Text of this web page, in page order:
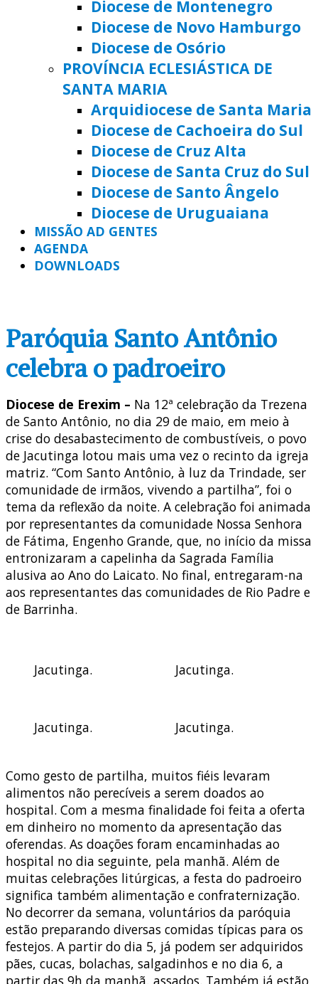
Diocese de Montenegro
Diocese de Novo Hamburgo
Diocese de Osório
PROVÍNCIA ECLESIÁSTICA DE
SANTA MARIA
Arquidiocese de Santa Maria
Diocese de Cachoeira do Sul
Diocese de Cruz Alta
Diocese de Santa Cruz do Sul
Diocese de Santo Ângelo
Diocese de Uruguaiana
MISSÃO AD GENTES
AGENDA
DOWNLOADS
Paróquia Santo Antônio
celebra o padroeiro
Diocese de Erexim – Na 12ª celebração da Trezena
de Santo Antônio, no dia 29 de maio, em meio à
crise do desabastecimento de combustíveis, o povo
de Jacutinga lotou mais uma vez o recinto da igreja
matriz. “Com Santo Antônio, à luz da Trindade, ser
comunidade de irmãos, vivendo a partilha”, foi o
tema da reflexão da noite. A celebração foi animada
por representantes da comunidade Nossa Senhora
de Fátima, Engenho Grande, que, no início da missa
entronizaram a capelinha da Sagrada Família
alusiva ao Ano do Laicato. No final, entregaram-na
aos representantes das comunidades de Rio Padre e
de Barrinha.
Jacutinga. Jacutinga.
Jacutinga. Jacutinga.
Como gesto de partilha, muitos fiéis levaram
alimentos não perecíveis a serem doados ao
hospital. Com a mesma finalidade foi feita a oferta
em dinheiro no momento da apresentação das
oferendas. As doações foram encaminhadas ao
hospital no dia seguinte, pela manhã. Além de
muitas celebrações litúrgicas, a festa do padroeiro
significa também alimentação e confraternização.
No decorrer da semana, voluntários da paróquia
estão preparando diversas comidas típicas para os
festejos. A partir do dia 5, já podem ser adquiridos
pães, cucas, bolachas, salgadinhos e no dia 6, a
partir das 9h da manhã, assados. Também já estão